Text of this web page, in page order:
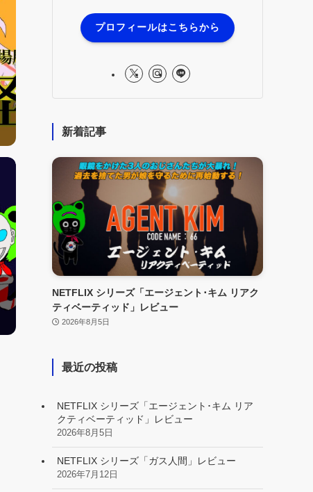
プロフィールはこちらから
新着記事
NETFLIX シリーズ「エージェント･キム リアク
ティベーティッド」レビュー
2026年8月5日
最近の投稿
NETFLIX シリーズ「エージェント･キム リア
クティベーティッド」レビュー
2026年8月5日
NETFLIX シリーズ「ガス人間」レビュー
2026年7月12日